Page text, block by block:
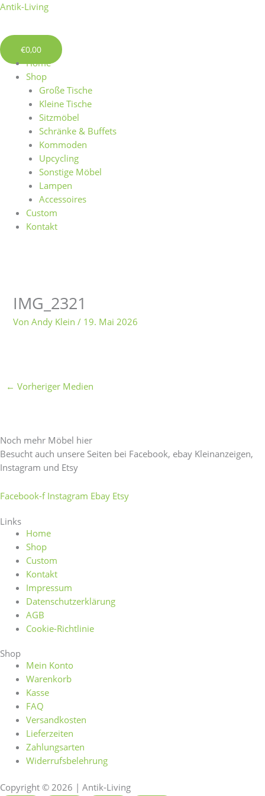
Zum
springen
Antik-Living
€0,00
Menü
Home
Shop
Große Tische
Kleine Tische
Sitzmöbel
Schränke & Buffets
Kommoden
Upcycling
Sonstige Möbel
Lampen
Accessoires
Custom
Kontakt
IMG_2321
VonAndy Klein/ 19. Mai 2026
← Vorheriger Medien
Noch mehr Möbel hier
Besucht auch unsere Seiten bei Facebook, ebay Kleinanzeigen,
Instagram und Etsy
Facebook-f Instagram Ebay Etsy
Links
Home
Shop
Custom
Kontakt
Impressum
Datenschutzerklärung
AGB
Cookie-Richtlinie
Shop
Mein Konto
Warenkorb
Kasse
FAQ
Versandkosten
Lieferzeiten
Zahlungsarten
Widerrufsbelehrung
Copyright © 2026 | Antik-Living